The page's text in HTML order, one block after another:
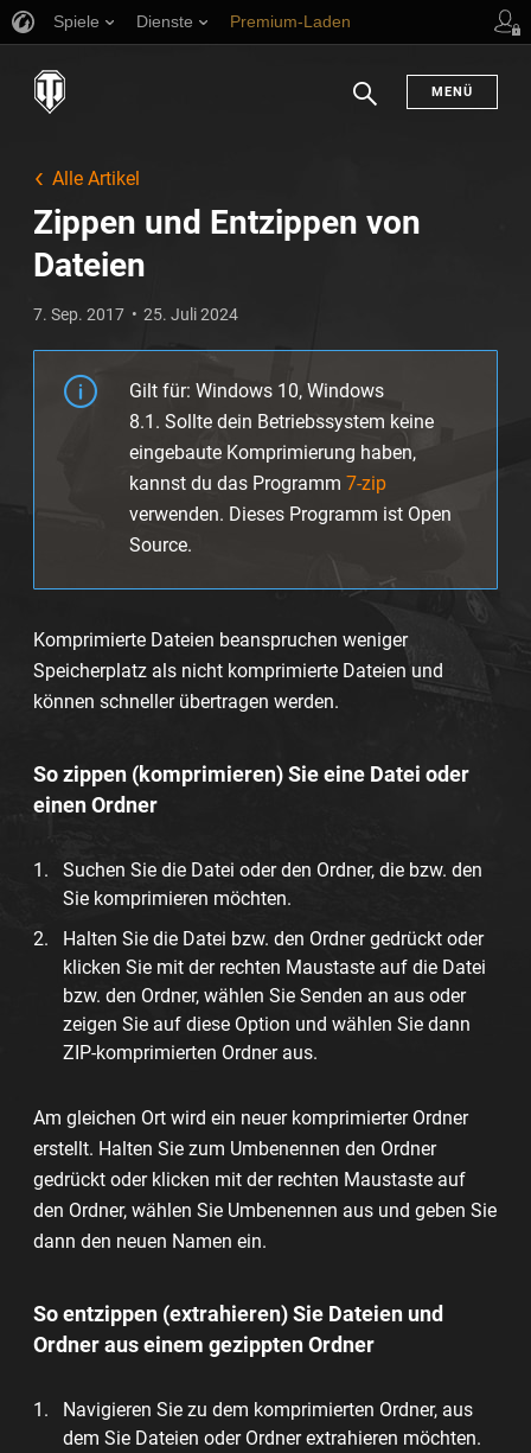
Spiele Dienste Premium-Laden
Suchen
MENÜ
Alle Artikel
Zippen und Entzippen von
Dateien
7. Sep. 2017 25. Juli 2024
Gilt für: Windows 10, Windows
8.1. Sollte dein Betriebssystem keine
eingebaute Komprimierung haben,
kannst du das Programm 7-zip
verwenden. Dieses Programm ist Open
Source.
Komprimierte Dateien beanspruchen weniger
Speicherplatz als nicht komprimierte Dateien und
können schneller übertragen werden.
So zippen (komprimieren) Sie eine Datei oder
einen Ordner
Suchen Sie die Datei oder den Ordner, die bzw. den
Sie komprimieren möchten.
Halten Sie die Datei bzw. den Ordner gedrückt oder
klicken Sie mit der rechten Maustaste auf die Datei
bzw. den Ordner, wählen Sie Senden an aus oder
zeigen Sie auf diese Option und wählen Sie dann
ZIP-komprimierten Ordner aus.
Am gleichen Ort wird ein neuer komprimierter Ordner
erstellt. Halten Sie zum Umbenennen den Ordner
gedrückt oder klicken mit der rechten Maustaste auf
den Ordner, wählen Sie Umbenennen aus und geben Sie
dann den neuen Namen ein.
So entzippen (extrahieren) Sie Dateien und
Ordner aus einem gezippten Ordner
Navigieren Sie zu dem komprimierten Ordner, aus
dem Sie Dateien oder Ordner extrahieren möchten.